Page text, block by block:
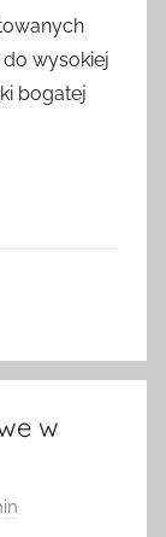
wysokiej
bogatej
w